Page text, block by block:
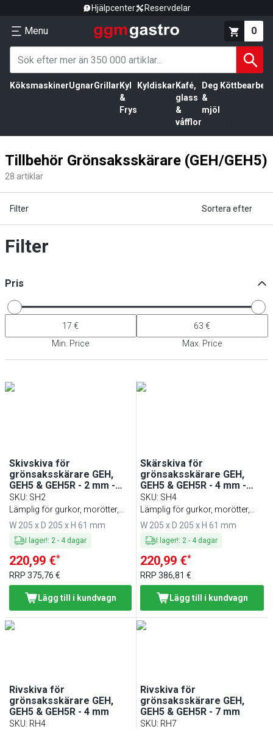
Hjälpcenter Reservdelar
Menu 0
KöksmaskinerUgnarGrillar Kyl
&
Frys
Kyldiskar Kafé,
glass
&
våfflor
Deg
&
mjöl
Tillbehör Grönsaksskärare (GEH/GEH5)
28 artiklar
Filter Sortera efter
Filter
Pris
Min. Price Max. Price
Skivskiva för
grönsaksskärare GEH,
GEH5 & GEH5R - 2 mm -
med 3 blad
SKU: SH2
Lämplig för gurkor, morötter,
lökringar, pommes chips, vitkål
W 205 x D 205 x H 61 mm
I lager!: 2- 4 dagar
220,99 €*
RRP 375,76 €
Lägg till i kundvagn
Skärskiva för
grönsaksskärare GEH,
GEH5 & GEH5R - 4 mm -
med 2 blad
SKU: SH4
Lämplig för gurkor, morötter,
lökringar, pommes chips, vitkål
W 205 x D 205 x H 61 mm
I lager!: 2 - 4 dagar
220,99 €*
RRP386,81 €
Lägg till i kundvagn
Rivskiva för
grönsaksskärare GEH,
GEH5 & GEH5R - 4 mm
SKU: RH4
Rivskiva för
grönsaksskärare GEH,
GEH5 & GEH5R - 7 mm
SKU: RH7